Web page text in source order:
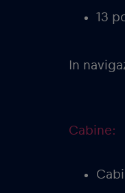
13
In
Cabine: